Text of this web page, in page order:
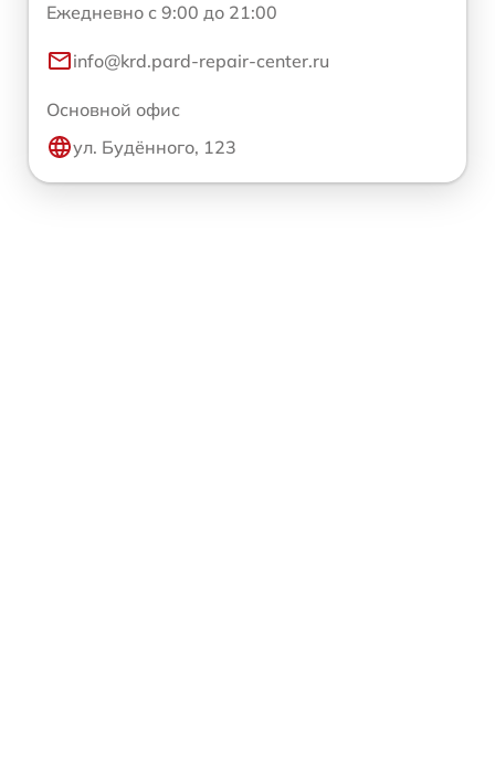
Ежедневно с 9:00 до 21:00
info@krd.pard-repair-center.ru
Основной офис
ул. Будённого, 123